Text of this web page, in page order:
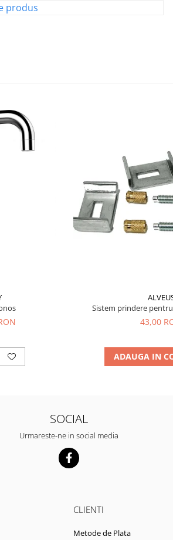
produs
Sistem prindere
43,00
ADAUGA IN
SOCIAL
Urmareste-ne in social media
CLIENTI
Metode de Plata